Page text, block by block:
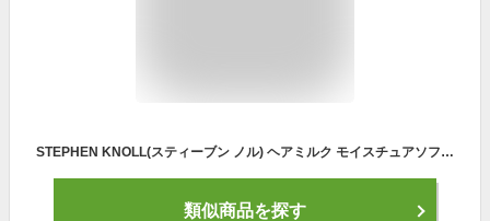
STEPHEN KNOLL(スティーブン ノル) ヘアミルク モイスチュアソフニング エマルジョン スムースリペア 本体 100mL 洗い流さないトリートメント ヘアケア ヘア美容液 しっとりうるおい 乾燥 パサつ
類似商品を探す